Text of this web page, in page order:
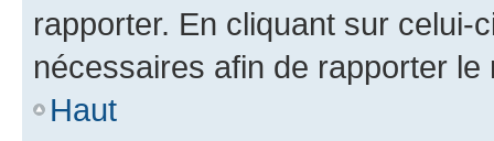
rapporter. En cliquant sur
nécessaires afin de rapporter le
Haut